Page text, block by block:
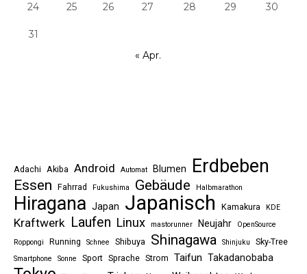
24 25 26 27 28 29 30
31
« Apr.
Adachi Akiba Android Automat Blumen Erdbeben
Essen Fahrrad Fukushima Gebäude Halbmarathon
Hiragana Japan Japanisch Kamakura KDE
Kraftwerk Laufen Linux mastorunner Neujahr
OpenSource
Roppongi
Running Schnee Shibuya Shinagawa Shinjuku Sky-Tree
Smartphone Sonne Sport Sprache Strom Taifun Takadanobaba